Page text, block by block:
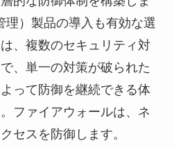
理）製品の導入も有効な選
、複数のセキュリティ対
、単一の対策が破られた
って防御を継続できる体
ファイアウォールは、ネ
セスを防御します。